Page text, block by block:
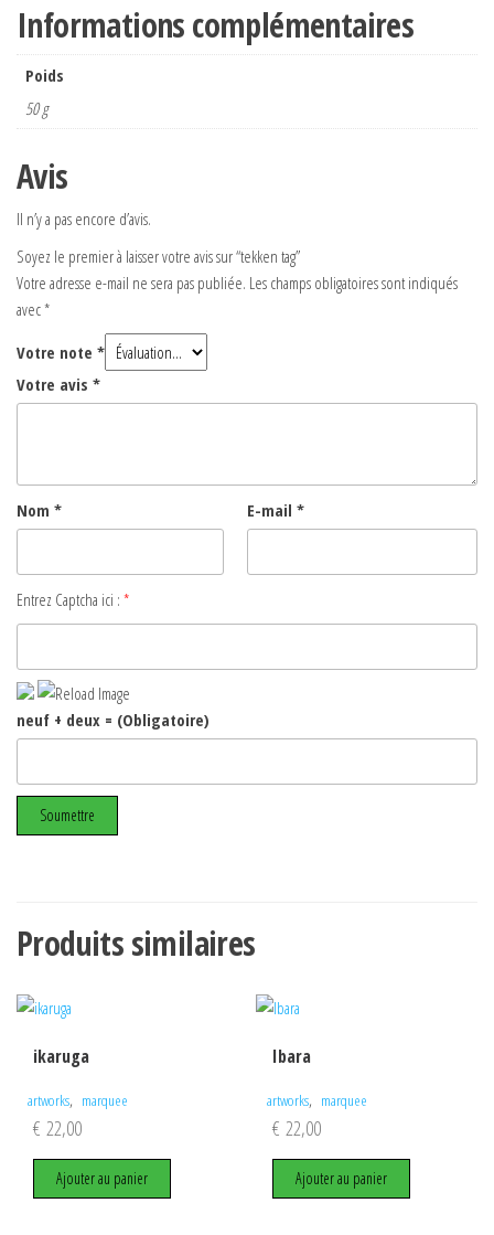
Informations complémentaires
Poids
50 g
Avis
Il n’y a pas encore d’avis.
Soyez le premier à laisser votre avis sur “tekken tag”
Votre adresse e-mail ne sera pas publiée. Les champs obligatoires sont indiqués
avec*
Votre note *
Votre avis *
Nom * E-mail *
Entrez Captcha ici : *
neuf + deux = (Obligatoire)
Produits similaires
ikaruga
artworks, marquee
€ 22,00
Ajouter au panier
Ibara
artworks, marquee
€ 22,00
Ajouter au panier